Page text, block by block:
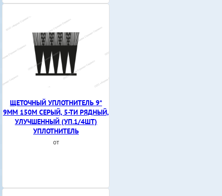
ЩЕТОЧНЫЙ УПЛОТНИТЕЛЬ 9*
9ММ 150М СЕРЫЙ, 5-ТИ РЯДНЫЙ,
УЛУЧШЕННЫЙ (УП.1/4ШТ)
УПЛОТНИТЕЛЬ
от